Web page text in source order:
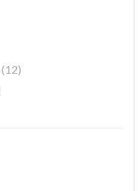
(12)